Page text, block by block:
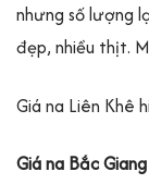
nhưng số lượng
đẹp, nhiều thịt.
Giá na Liên Khê
Giá na Bắc Giang